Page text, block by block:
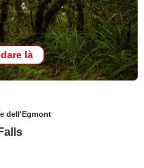
là
dell'Egmont